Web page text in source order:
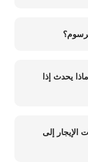
يحدث إذا
إلى